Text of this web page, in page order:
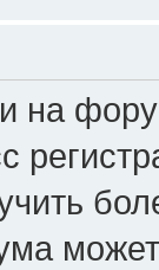
на
может